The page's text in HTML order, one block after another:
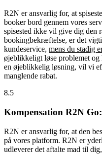
R2N er ansvarlig for, at
booker bord gennem vores
spisested ikke vil give dig den
bookingbekræftelse, er det
kundeservice, mens du stadig
øjeblikkeligt løse problemet og
en øjeblikkelig løsning, vil vi
manglende rabat.
8.5
Kompensation R2N Go:
R2N er ansvarlig for, at den
på vores platform. R2N er
udleverer det aftalte mad til